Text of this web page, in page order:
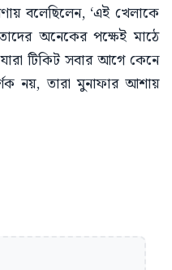
বলেছিলেন, ‘এই খেলাকে
অনেকের পক্ষেই মাঠে
টিকিট সবার আগে কেনে
নয়, তারা মুনাফার আশায়